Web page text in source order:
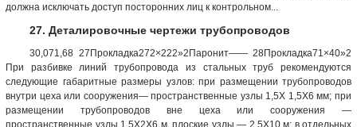
должна исключать доступ посторонних лиц к контрольном...
27. Деталировочные чертежи трубопроводов
30,071,68 27Прокладка272×222»2Паронит—— 28Прокладка71×40»2
При разбивке линий трубопровода из стальных труб рекомендуются
следующие габаритные размеры узлов: при размещении трубопроводов
внутри цеха или сооружения— пространственные узлы 1,5Х 1,5X6 мм; при
размещении трубопроводов вне цеха или сооружения —
пространственные узлы 1,5X2X6 м, плоские узлы — 2,5X10 м; в отдельных